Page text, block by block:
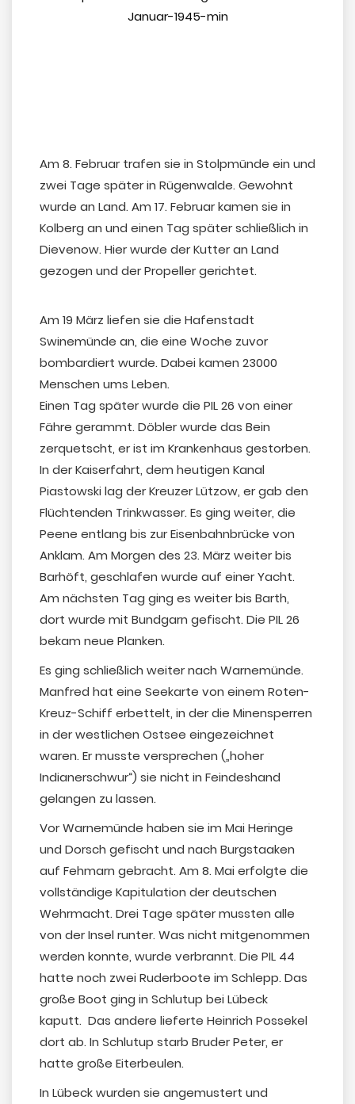
Am 8. Februar trafen sie in Stolpmünde ein und
zwei Tage später in Rügenwalde. Gewohnt
wurde an Land. Am 17. Februar kamen sie in
Kolberg an und einen Tag später schließlich in
Dievenow. Hier wurde der Kutter an Land
gezogen und der Propeller gerichtet.
Am 19 März liefen sie die Hafenstadt
Swinemünde an, die eine Woche zuvor
bombardiert wurde. Dabei kamen 23000
Menschen ums Leben.
Einen Tag später wurde die PIL 26 von einer
Fähre gerammt. Döbler wurde das Bein
zerquetscht, er ist im Krankenhaus gestorben.
In der Kaiserfahrt, dem heutigen Kanal
Piastowski lag der Kreuzer Lützow, er gab den
Flüchtenden Trinkwasser. Es ging weiter, die
Peene entlang bis zur Eisenbahnbrücke von
Anklam. Am Morgen des 23. März weiter bis
Barhöft, geschlafen wurde auf einer Yacht.
Am nächsten Tag ging es weiter bis Barth,
dort wurde mit Bundgarn gefischt. Die PIL 26
bekam neue Planken.
Es ging schließlich weiter nach Warnemünde.
Manfred hat eine Seekarte von einem Roten-
Kreuz-Schiff erbettelt, in der die Minensperren
in der westlichen Ostsee eingezeichnet
waren. Er musste versprechen („hoher
Indianerschwur“) sie nicht in Feindeshand
gelangen zu lassen.
Vor Warnemünde haben sie im Mai Heringe
und Dorsch gefischt und nach Burgstaaken
auf Fehmarn gebracht. Am 8. Mai erfolgte die
vollständige Kapitulation der deutschen
Wehrmacht. Drei Tage später mussten alle
von der Insel runter. Was nicht mitgenommen
werden konnte, wurde verbrannt. Die PIL 44
hatte noch zwei Ruderboote im Schlepp. Das
große Boot ging in Schlutup bei Lübeck
kaputt. Das andere lieferte Heinrich Possekel
dort ab. In Schlutup starb Bruder Peter, er
hatte große Eiterbeulen.
In Lübeck wurden sie angemustert und